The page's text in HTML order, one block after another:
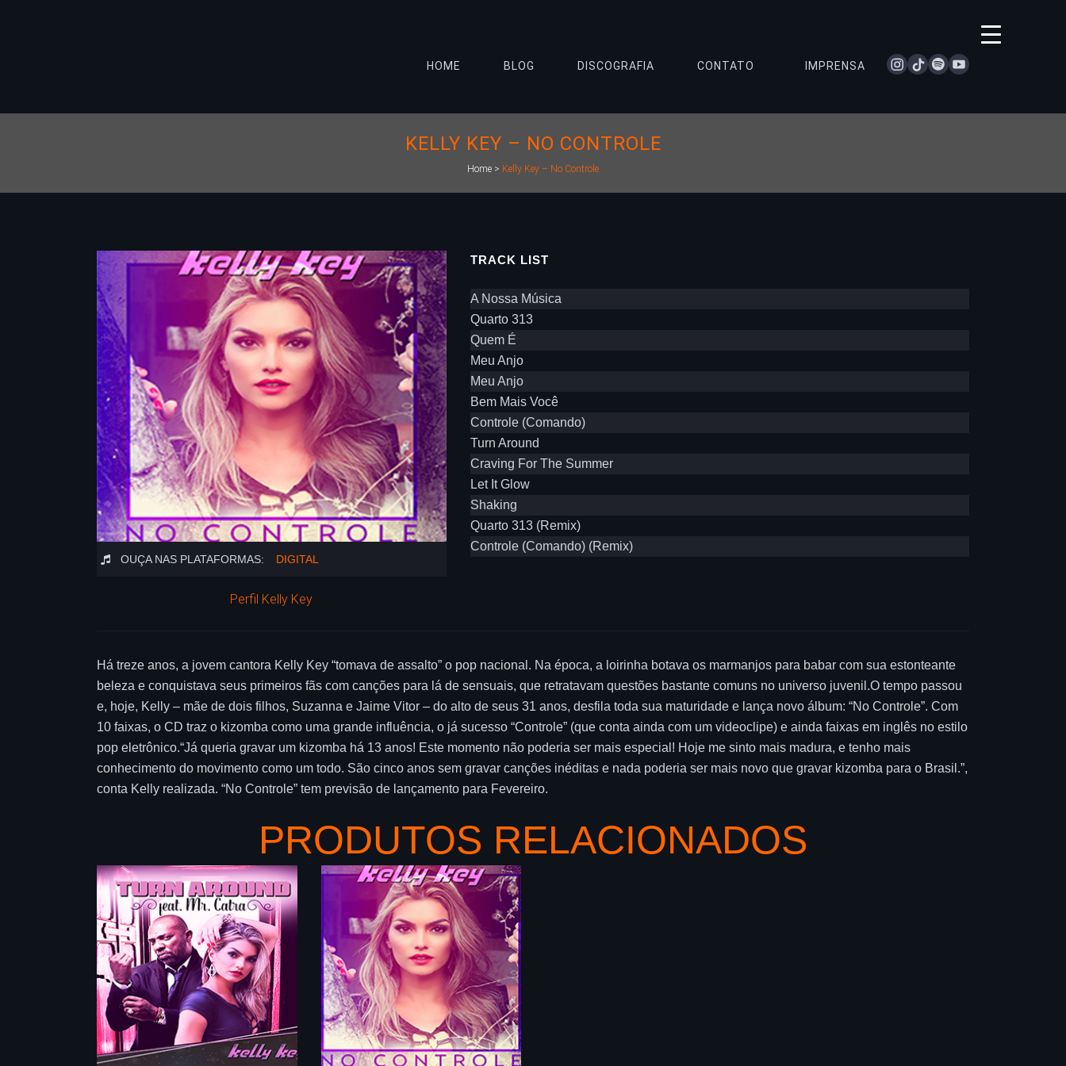
instagram
tiktokspotifyyoutube
HOME BLOG DISCOGRAFIA CONTATO IMPRENSA
KELLY KEY – NO CONTROLE
Home > Kelly Key – No Controle
OUÇA NAS PLATAFORMAS: DIGITAL
Perfil Kelly Key
TRACK LIST
A Nossa Música
Quarto 313
Quem É
Meu Anjo
Meu Anjo
Bem Mais Você
Controle (Comando)
Turn Around
Craving For The Summer
Let It Glow
Shaking
Quarto 313 (Remix)
Controle (Comando) (Remix)
Há treze anos, a jovem cantora Kelly Key “tomava de assalto” o pop nacional. Na época, a loirinha botava os marmanjos para babar com sua estonteante
beleza e conquistava seus primeiros fãs com canções para lá de sensuais, que retratavam questões bastante comuns no universo juvenil.O tempo passou
e, hoje, Kelly – mãe de dois filhos, Suzanna e Jaime Vitor – do alto de seus 31 anos, desfila toda sua maturidade e lança novo álbum: “No Controle”. Com
10 faixas, o CD traz o kizomba como uma grande influência, o já sucesso “Controle” (que conta ainda com um videoclipe) e ainda faixas em inglês no estilo
pop eletrônico.“Já queria gravar um kizomba há 13 anos! Este momento não poderia ser mais especial! Hoje me sinto mais madura, e tenho mais
conhecimento do movimento como um todo. São cinco anos sem gravar canções inéditas e nada poderia ser mais novo que gravar kizomba para o Brasil.”,
conta Kelly realizada. “No Controle” tem previsão de lançamento para Fevereiro.
PRODUTOS RELACIONADOS